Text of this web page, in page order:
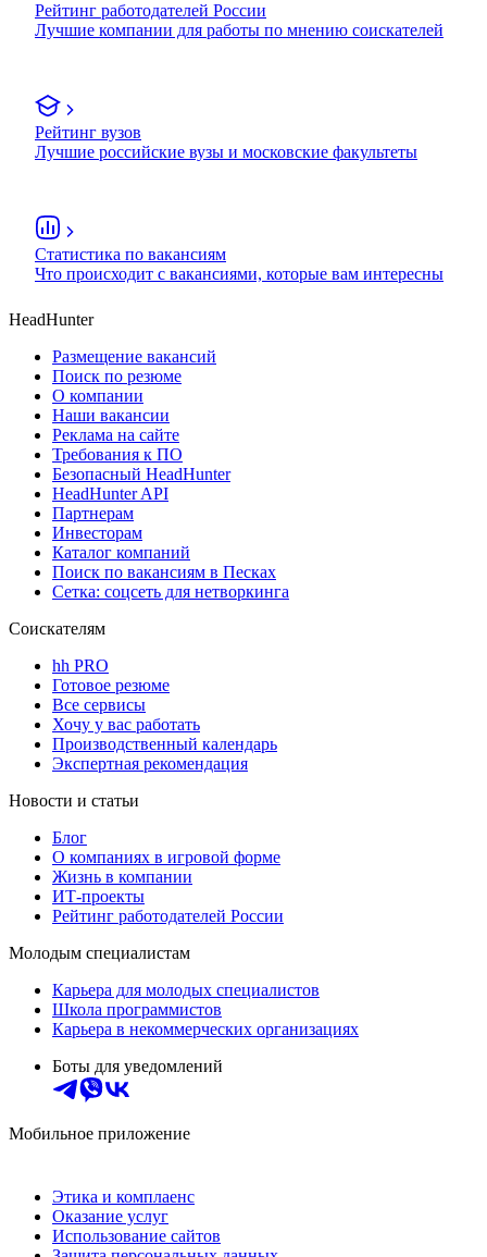
Рейтинг работодателей России
Лучшие компании для работы по мнению соискателей
Рейтинг вузов
Лучшие российские вузы и московские факультеты
Статистика по вакансиям
Что происходит с вакансиями, которые вам интересны
HeadHunter
Размещение вакансий
Поиск по резюме
О компании
Наши вакансии
Реклама на сайте
Требования к ПО
Безопасный HeadHunter
HeadHunter API
Партнерам
Инвесторам
Каталог компаний
Поиск по вакансиям в Песках
Сетка: соцсеть для нетворкинга
Соискателям
hh PRO
Готовое резюме
Все сервисы
Хочу у вас работать
Производственный календарь
Экспертная рекомендация
Новости и статьи
Блог
О компаниях в игровой форме
Жизнь в компании
ИТ-проекты
Рейтинг работодателей России
Молодым специалистам
Карьера для молодых специалистов
Школа программистов
Карьера в некоммерческих организациях
Боты для уведомлений
Мобильное приложение
Этика и комплаенс
Оказание услуг
Использование сайтов